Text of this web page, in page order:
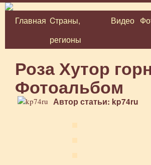
Перейти
Главная Cтраны,
регионы
Видео
Роза Хутор
Фотоальбом
Автор статьи: kp74ru